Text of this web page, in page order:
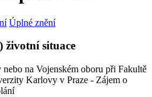
Úplné znění
životní situace
na Vojenském oboru při Fakultě
Karlovy v Praze - Zájem o